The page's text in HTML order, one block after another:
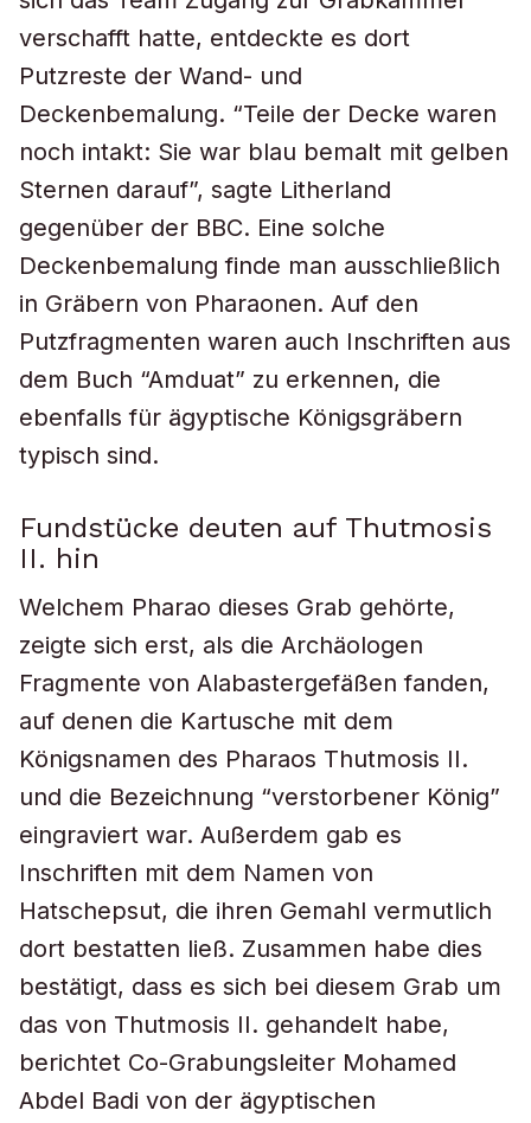
verschafft hatte, entdeckte es dort
Putzreste der Wand- und
Deckenbemalung. “Teile der Decke waren
noch intakt: Sie war blau bemalt mit gelben
Sternen darauf”, sagte Litherland
gegenüber der BBC. Eine solche
Deckenbemalung finde man ausschließlich
in Gräbern von Pharaonen. Auf den
Putzfragmenten waren auch Inschriften aus
dem Buch “Amduat” zu erkennen, die
ebenfalls für ägyptische Königsgräbern
typisch sind.
Fundstücke deuten auf Thutmosis
II. hin
Welchem Pharao dieses Grab gehörte,
zeigte sich erst, als die Archäologen
Fragmente von Alabastergefäßen fanden,
auf denen die Kartusche mit dem
Königsnamen des Pharaos Thutmosis II.
und die Bezeichnung “verstorbener König”
eingraviert war. Außerdem gab es
Inschriften mit dem Namen von
Hatschepsut, die ihren Gemahl vermutlich
dort bestatten ließ. Zusammen habe dies
bestätigt, dass es sich bei diesem Grab um
das von Thutmosis II. gehandelt habe,
berichtet Co-Grabungsleiter Mohamed
Abdel Badi von der ägyptischen